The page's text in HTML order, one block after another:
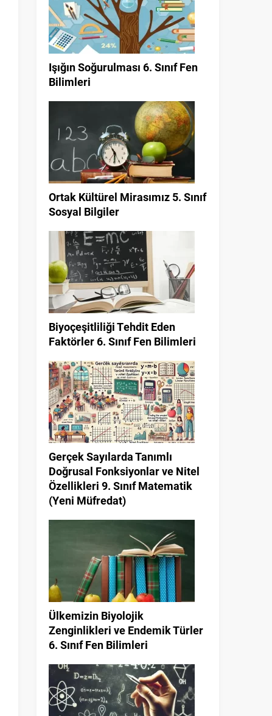
Işığın Soğurulması 6. Sınıf Fen
Bilimleri
Ortak Kültürel Mirasımız 5. Sınıf
Sosyal Bilgiler
Biyoçeşitliliği Tehdit Eden
Faktörler 6. Sınıf Fen Bilimleri
Gerçek Sayılarda Tanımlı
Doğrusal Fonksiyonlar ve Nitel
Özellikleri 9. Sınıf Matematik
(Yeni Müfredat)
Ülkemizin Biyolojik
Zenginlikleri ve Endemik Türler
6. Sınıf Fen Bilimleri